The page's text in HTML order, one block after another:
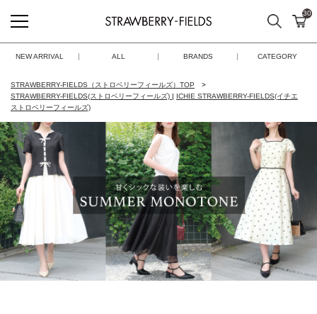
STRAWBERRY-FIELDS
検索 カ
30
NEW ARRIVAL ALL BRANDS CATEGORY
STRAWBERRY-FIELDS（ストロベリーフィールズ）TOP
STRAWBERRY-FIELDS(ストロベリーフィールズ) | ICHIE STRAWBERRY-FIELDS(イチエ
ストロベリーフィールズ)